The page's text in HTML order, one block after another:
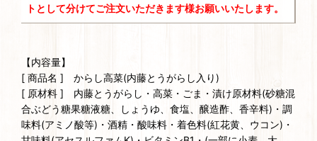
トとして分けてご注文いただきます様お願いいたします。
【内容量】
[ 商品名 ] からし高菜(内藤とうがらし入り)
[ 原材料 ] 内藤とうがらし・高菜・ごま・漬け原材料(砂糖混
合ぶどう糖果糖液糖、しょうゆ、食塩、醸造酢、香辛料)・調
味料(アミノ酸等)・酒精・酸味料・着色料(紅花黄、ウコン)・